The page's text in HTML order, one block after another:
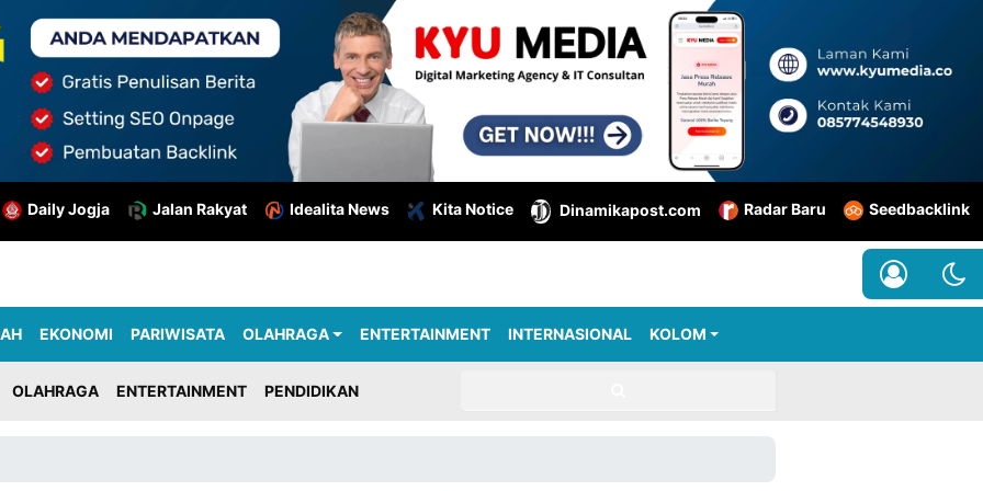
Daily Jogja Jalan Rakyat Idealita News Kita Notice Dinamikapost.com Radar Baru Seedbacklink
EKONOMI PARIWISATA OLAHRAGA ENTERTAINMENT INTERNASIONAL KOLOM
OLAHRAGA ENTERTAINMENT PENDIDIKAN